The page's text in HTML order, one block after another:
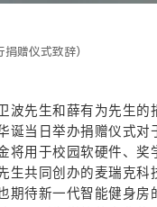
赠仪式致辞）
波先生和薛有为先生的
诞当日举办捐赠仪式对
将用于校园软硬件、奖
生共同创办的麦瑞克科
期待新一代智能健身房